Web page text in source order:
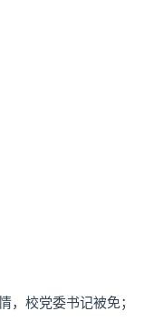
校党委书记被免；